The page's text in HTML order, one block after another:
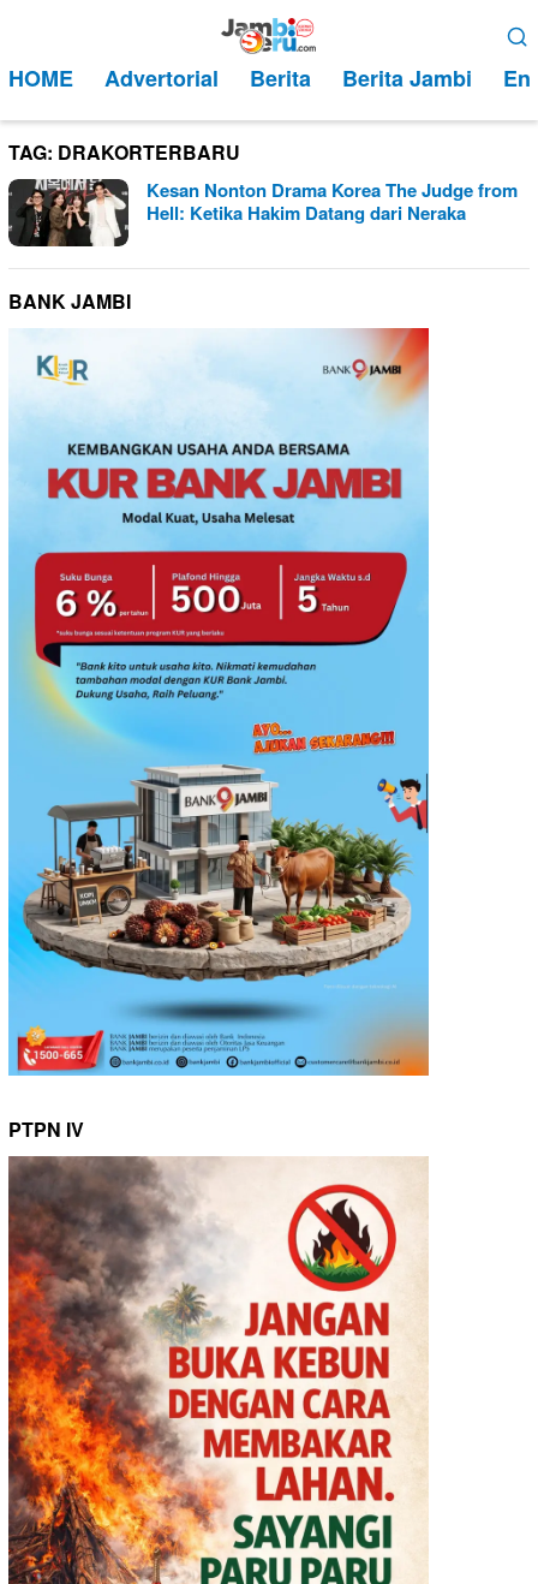
kontenMobile
HOME Advertorial Berita Berita Jambi
TAG: DRAKORTERBARU
Kesan Nonton Drama Korea The Judge from
Hell: Ketika Hakim Datang dari Neraka
BANK JAMBI
PTPN IV